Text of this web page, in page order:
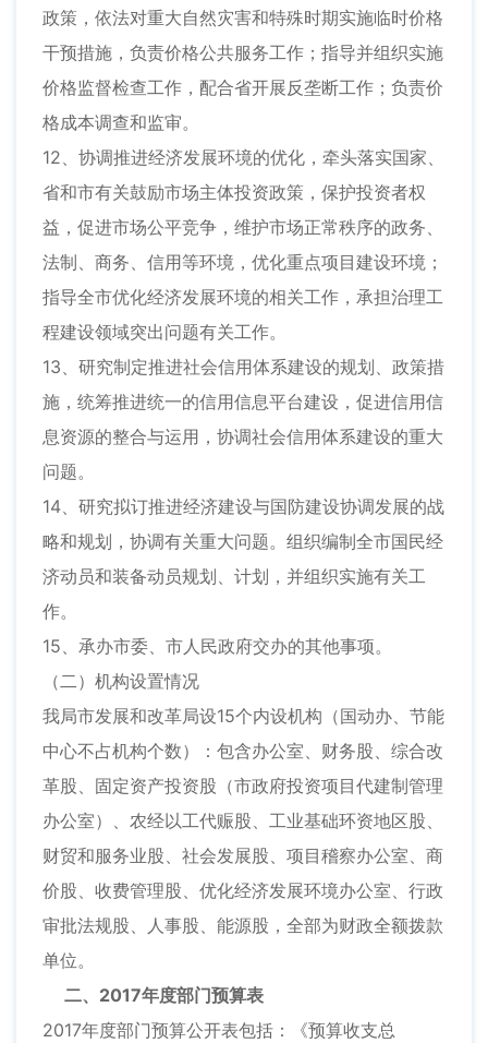
政策，依法对重大自然灾害和特殊时期实施临时价格
干预措施，负责价格公共服务工作；指导并组织实施
价格监督检查工作，配合省开展反垄断工作；负责价
格成本调查和监审。
12、协调推进经济发展环境的优化，牵头落实国家、
省和市有关鼓励市场主体投资政策，保护投资者权
益，促进市场公平竞争，维护市场正常秩序的政务、
法制、商务、信用等环境，优化重点项目建设环境；
指导全市优化经济发展环境的相关工作，承担治理工
程建设领域突出问题有关工作。
13、研究制定推进社会信用体系建设的规划、政策措
施，统筹推进统一的信用信息平台建设，促进信用信
息资源的整合与运用，协调社会信用体系建设的重大
问题。
14、研究拟订推进经济建设与国防建设协调发展的战
略和规划，协调有关重大问题。组织编制全市国民经
济动员和装备动员规划、计划，并组织实施有关工
作。
15、承办市委、市人民政府交办的其他事项。
（二）机构设置情况
我局市发展和改革局设15个内设机构（国动办、节能
中心不占机构个数）：包含办公室、财务股、综合改
革股、固定资产投资股（市政府投资项目代建制管理
办公室）、农经以工代赈股、工业基础环资地区股、
财贸和服务业股、社会发展股、项目稽察办公室、商
价股、收费管理股、优化经济发展环境办公室、行政
审批法规股、人事股、能源股，全部为财政全额拨款
单位。
二、2017年度部门预算表
2017年度部门预算公开表包括：《预算收支总